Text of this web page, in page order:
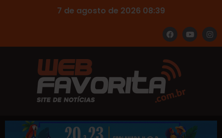
7 de agosto de 2026 08:39